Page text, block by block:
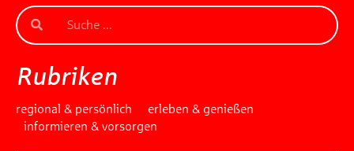
Rubriken
regional & persönlich
erleben & genießen
informieren & vorsorgen